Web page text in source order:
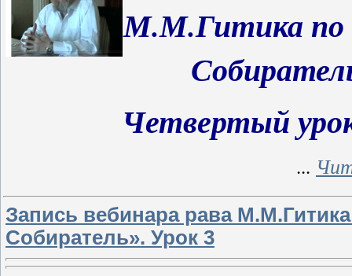
М.М.Гитика по
Четвертый
...
Запись вебинара рава М.М.Гитика
Собиратель». Урок 3